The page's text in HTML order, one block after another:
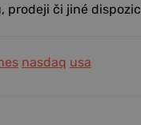
prodeji či jiné
nasdaq usa